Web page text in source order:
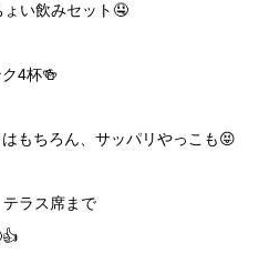
ょい飲みセット🤤
4杯🍻
もちろん、サッパリやっこも😝
ラス席まで